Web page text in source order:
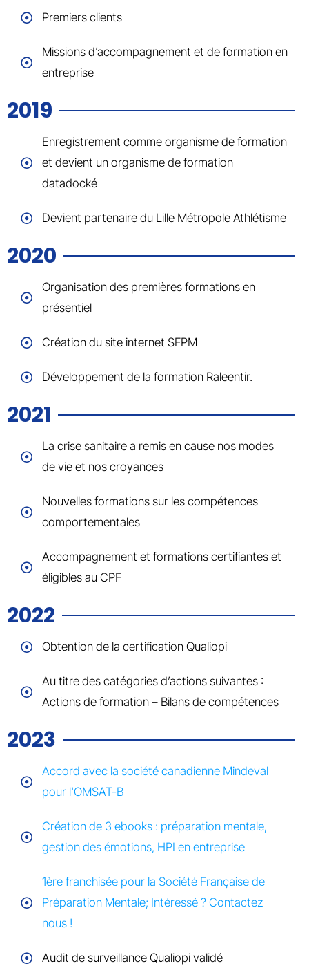
Premiers clients
Missions d’accompagnement et de formation en
entreprise
2019
Enregistrement comme organisme de formation
et devient un organisme de formation
datadocké
Devient partenaire du Lille Métropole Athlétisme
2020
Organisation des premières formations en
présentiel
Création du site internet SFPM
Développement de la formation Raleentir.
2021
La crise sanitaire a remis en cause nos modes
de vie et nos croyances
Nouvelles formations sur les compétences
comportementales
Accompagnement et formations certifiantes et
éligibles au CPF
2022
Obtention de la certification Qualiopi
Au titre des catégories d’actions suivantes :
Actions de formation – Bilans de compétences
2023
Accord avec la société canadienne Mindeval
pour l'OMSAT-B
Création de 3 ebooks : préparation mentale,
gestion des émotions, HPI en entreprise
1ère franchisée pour la Société Française de
Préparation Mentale; Intéressé ? Contactez
nous !
Audit de surveillance Qualiopi validé